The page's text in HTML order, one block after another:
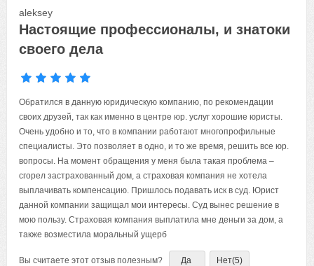
aleksey
Настоящие профессионалы, и знатоки
своего дела
Обратился в данную юридическую компанию, по рекомендации
своих друзей, так как именно в центре юр. услуг хорошие юристы.
Очень удобно и то, что в компании работают многопрофильные
специалисты. Это позволяет в одно, и то же время, решить все юр.
вопросы. На момент обращения у меня была такая проблема –
сгорел застрахованный дом, а страховая компания не хотела
выплачивать компенсацию. Пришлось подавать иск в суд. Юрист
данной компании защищал мои интересы. Суд вынес решение в
мою пользу. Страховая компания выплатила мне деньги за дом, а
также возместила моральный ущерб
Вы считаете этот отзыв полезным? Да Нет(5)